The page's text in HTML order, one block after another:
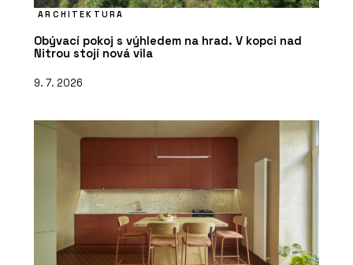
ARCHITEKTURA
Obývací pokoj s výhledem na hrad. V kopci nad
Nitrou stojí nová vila
9. 7. 2026